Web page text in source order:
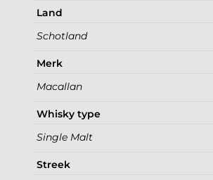
Land
Schotland
Merk
Macallan
Whisky type
Single Malt
Streek